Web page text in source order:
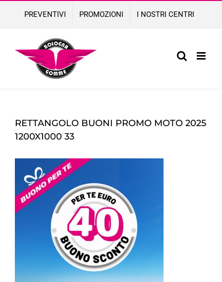
content
PREVENTIVI PROMOZIONI I NOSTRI CENTRI
RETTANGOLO BUONI PROMO MOTO 2025
1200X1000 33